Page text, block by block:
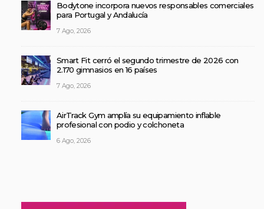
Bodytone incorpora nuevos responsables comerciales
para Portugal y Andalucía
7 Ago, 2026
Smart Fit cerró el segundo trimestre de 2026 con
2.170 gimnasios en 16 países
7 Ago, 2026
AirTrack Gym amplía su equipamiento inflable
profesional con podio y colchoneta
6 Ago, 2026